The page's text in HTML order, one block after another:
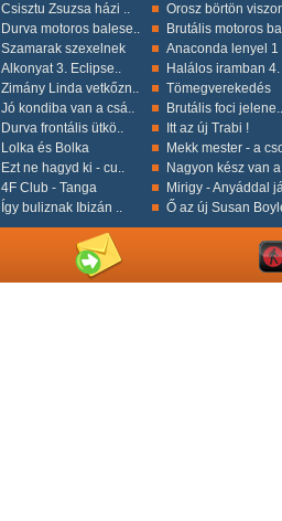
Csisztu Zsuzsa házi .. Orosz börtön
Durva motoros balese.. Brutális motoros
Szamarak szexelnek Anaconda lenyel 1
Alkonyat 3. Eclipse.. Halálos iramban 4.
Zimány Linda vetkőzn.. Tömegverekedés
Jó kondiba van a csá.. Brutális foci jelene..
Durva frontális ütkö.. Itt az új Trabi !
Lolka és Bolka Mekk mester - a
Ezt ne hagyd ki - cu.. Nagyon kész van
4F Club - Tanga Mirigy - Anyáddal
Így buliznak Ibizán .. Ő az új Susan